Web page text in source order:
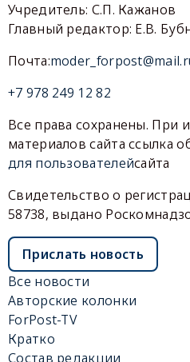
Учредитель: С.П. Кажанов
Главный редактор: Е.В.
Почта:
+7 978 249 12 82
Все права сохранены. При
материалов сайта ссылка
для пользователейсайта
Свидетельство о
58738, выдано
Прислать новость
Все новости
Авторские колонки
ForPost-TV
Кратко
Состав редакции